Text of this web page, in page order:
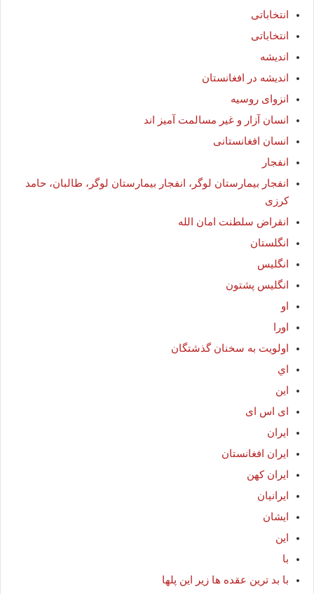
انتخاباتى
انتخاباتی
اندیشه
اندیشه در افغانستان
انزوای روسیه
انسان آزار و غیر مسالمت آمیز اند
انسان افغانستانی
انفجار
انفجار بیمارستان لوگر، انفجار بیمارستان لوگر، طالبان، حامد
کرزی
انقراض سلطنت امان الله
انگلستان
انگلیس
انگلیس پشتون
او
اورا
اولویت به سخنان گذشتگان
اي
اين
ای اس ای
ایران
ایران افغانستان
ایران کهن
ایرانیان
ایشان
این
با
با بد ترین عقده ها زیر این پلها